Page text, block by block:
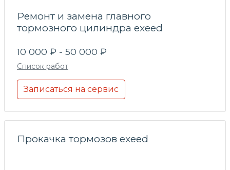
Ремонт и замена главного
тормозного цилиндра exeed
10 000 ₽ - 50 000 ₽
Список работ
Записаться на сервис
Прокачка тормозов exeed